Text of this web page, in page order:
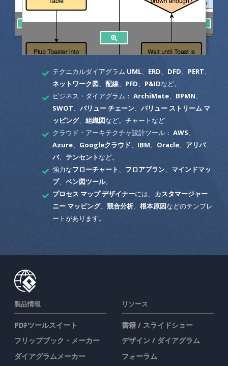
テクニカルダイアグラム UML、 ERD DFD PERT
ネットワーク図、 配線、 PFD P&IDなど。
ビジネス・ダイアグラム： ArchiMate、 BPMN
SWOT
バリュー チェーン、 バリュー ストリーム マ
ッピング、 組織図など。チャートなど
クラウド・アーキテクチャ設計ツール： AWS
Azure、 Googleクラウド IBM Oracle、 アリバ
バ、 テンセントなど。
強力なフローチャート フロアプラン、 マインドマッ
プ、 ベン図ツール。
プロセス マップ デザイナーには、 カスタマージャー
ニー マッピング、 競合分析、 根本原因などのテンプレ
ートがあります。
製品情報
PDFツールスイート
フリップブック・メーカー
ダイアグラムメーカー
リソース
書籍 / スライドショー
デザイン / ダイアグラム
フォーラム